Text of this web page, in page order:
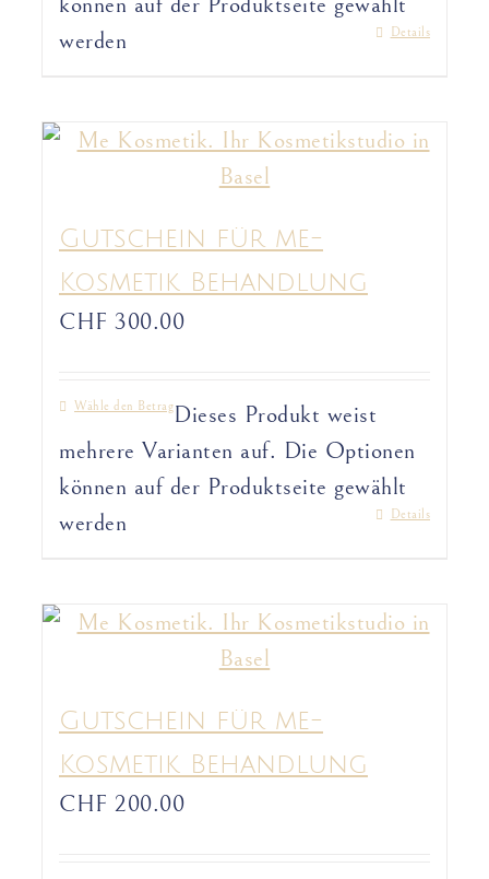
werden
Details
Gutschein für me-
Kosmetik Behandlung
CHF 300.00
Wähle den BetragDieses Produkt weist
mehrere Varianten auf. Die Optionen
können auf der Produktseite gewählt
werden
Details
Gutschein für me-
Kosmetik Behandlung
CHF 200.00